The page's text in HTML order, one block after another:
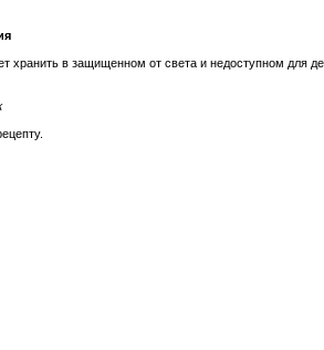
хранить в защищенном от света и недоступном для